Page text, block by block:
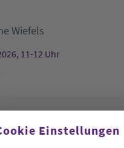
Wiefels
11-12 Uhr
hat
Einstellungen